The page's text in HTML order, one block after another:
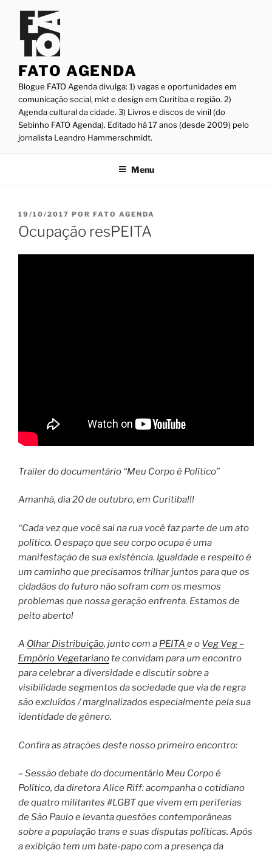
conteúdo
FATO AGENDA
Blogue FATO Agenda divulga: 1) vagas e oportunidades em
comunicação social, mkt e design em Curitiba e região. 2)
Agenda cultural da cidade. 3) Livros e discos de vinil (do
Sebinho FATO Agenda). Editado há 17 anos (desde 2009) pelo
jornalista Leandro Hammerschmidt.
Menu
PUBLICADO
EM
19/10/2017 POR FATO AGENDA
Ocupação resPEITA
Trailer do documentário “Meu Corpo é Político”
Amanhã, dia 20 de outubro, em Curitiba!!!
“Cada vez que você sai na rua você faz parte de um ato
político. O espaço que seu corpo ocupa é uma
manifestação de sua existência. Igualdade e respeito é
um caminho que precisamos trilhar juntos para que os
cidadãos do futuro não sofram com os mesmos
problemas que nossa geração enfrenta. Estamos de
peito aberto!
A Olhar Distribuição, junto com a PEITA e o Veg Veg –
Empório Vegetarianote convidam para um encontro
para celebrar a diversidade e discutir sobre a
visibilidade segmentos da sociedade que via de regra
são excluídos / marginalizados especialmente pela sua
identidade de gênero.
Confira as atrações deste nosso primeiro encontro:
– Sessão debate do documentário Meu Corpo é
Político, da diretora Alice Riff: acompanha o cotidiano
de quatro militantes #LGBT que vivem em periferias
de São Paulo e levanta questões contemporâneas
sobre a população trans e suas disputas políticas. Após
a exibição tem um bate-papo com a presença da